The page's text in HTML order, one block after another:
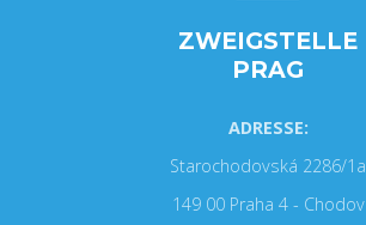
ZWEIGSTELLE
PRAG
ADRESSE:
Starochodovská 2286/1a
149 00 Praha 4 - Chodov